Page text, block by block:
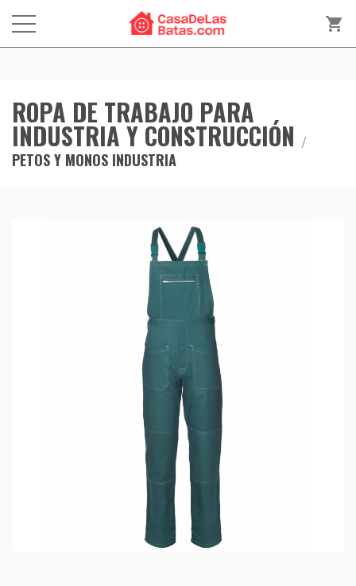
shopping_cart
ROPA DE TRABAJO PARA
INDUSTRIA Y CONSTRUCCIÓN
PETOS Y MONOS INDUSTRIA